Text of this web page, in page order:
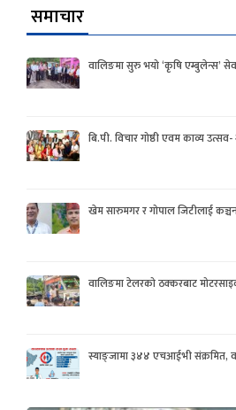
समाचार
वालिङमा सुरु भयो ‘कृषि एम्बुलेन्स’
बि.पी. विचार गोष्ठी एवम काव्य
खेम सारुमगर र गोपाल जिटीलाई कञ्चन
वालिङमा टेलरको ठक्करबाट
स्याङ्जामा ३४४ एचआईभी संक्रमित,